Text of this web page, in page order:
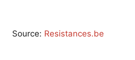
Source: Resistances.be